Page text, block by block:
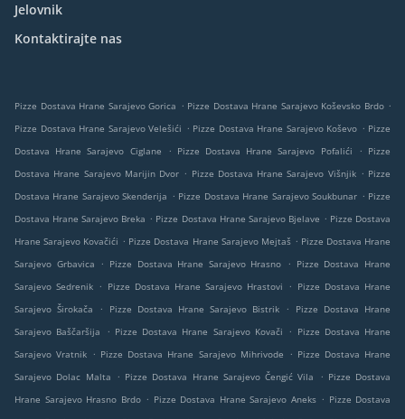
Jelovnik
Kontaktirajte nas
Pizze Dostava Hrane Sarajevo Gorica . Pizze Dostava Hrane Sarajevo Koševsko Brdo .
Pizze Dostava Hrane Sarajevo Velešići . Pizze Dostava Hrane Sarajevo Koševo . Pizze
Dostava Hrane Sarajevo Ciglane
. Pizze Dostava Hrane Sarajevo Pofalići . Pizze
Dostava Hrane Sarajevo Marijin Dvor . Pizze Dostava Hrane Sarajevo Višnjik . Pizze
Dostava Hrane Sarajevo Skenderija . Pizze Dostava Hrane Sarajevo Soukbunar . Pizze
Dostava Hrane Sarajevo Breka . Pizze Dostava Hrane Sarajevo Bjelave . Pizze Dostava
Hrane Sarajevo Kovačići . Pizze Dostava Hrane Sarajevo Mejtaš . Pizze Dostava Hrane
Sarajevo Grbavica
. Pizze Dostava Hrane Sarajevo Hrasno . Pizze Dostava Hrane
Sarajevo Sedrenik . Pizze Dostava Hrane Sarajevo Hrastovi . Pizze Dostava Hrane
Sarajevo Širokača
. Pizze Dostava Hrane Sarajevo Bistrik .
Pizze Dostava Hrane
Sarajevo Baščaršija
. Pizze Dostava Hrane Sarajevo Kovači . Pizze Dostava Hrane
Sarajevo Vratnik . Pizze Dostava Hrane Sarajevo Mihrivode . Pizze Dostava Hrane
Sarajevo Dolac Malta
. Pizze Dostava Hrane Sarajevo Čengić Vila . Pizze Dostava
Hrane Sarajevo Hrasno Brdo . Pizze Dostava Hrane Sarajevo Aneks . Pizze Dostava